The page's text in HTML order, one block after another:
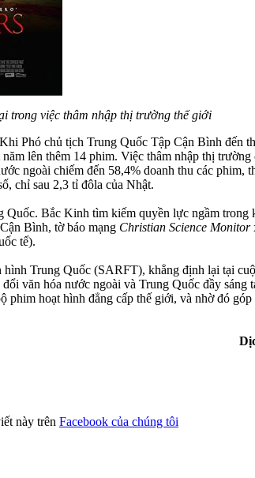
trong việc thâm nhập thị trường thế giới
Phó chủ tịch Trung Quốc Tập Cận Bình đến
lên thêm 14 phim. Việc thâm nhập thị
ngoài chiếm đến 58,4% doanh thu các phim,
chỉ sau 2,3 tỉ đôla của Nhật.
Bắc Kinh tìm kiếm quyền lực ngầm trong
Bình, tờ báo mạng Christian Science Monitor
tế).
Trung Quốc (SARFT), khẳng định lại tại
văn hóa nước ngoài và Trung Quốc đầy sáng
hoạt hình đẳng cấp thế giới, và nhờ đó
này trên Facebook của chúng tôi